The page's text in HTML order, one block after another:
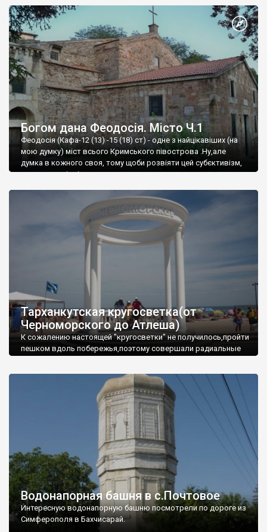
Богом дана Феодосія. Місто Ч.1
Феодосія (Кафа-12 (13) -15 (18) ст) - одне з найцікавіших (на
мою думку) міст всього Кримського півострова .Ну,але
думка в кожного своя, тому щоби розвіяти цей субєктивізм,
запрошую відвідати це
Тарханкутская кругосветка(от
Черноморского до Атлеша)
К сожалению настоящей "кругосветки" не получилось,пройти
пешком вдоль побережья,поэтому совершали радиальные
Водонапорная башня в с.Почтовое
Интересную водонапорную башню посмотрели по дороге из
Симферополя в Бахчисарай.